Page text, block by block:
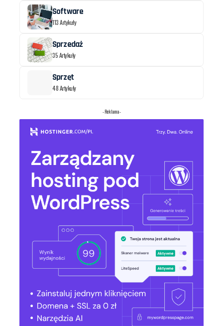
Software
113 Artykuły
Sprzedaż
35 Artykuły
Sprzęt
48 Artykuły
- Reklama -